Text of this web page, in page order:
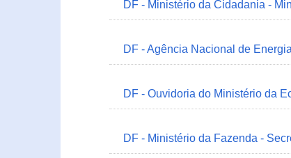
DF - Ministério da Cidadania -
DF - Agência Nacional de
DF - Ouvidoria do Ministério da
DF - Ministério da Fazenda -